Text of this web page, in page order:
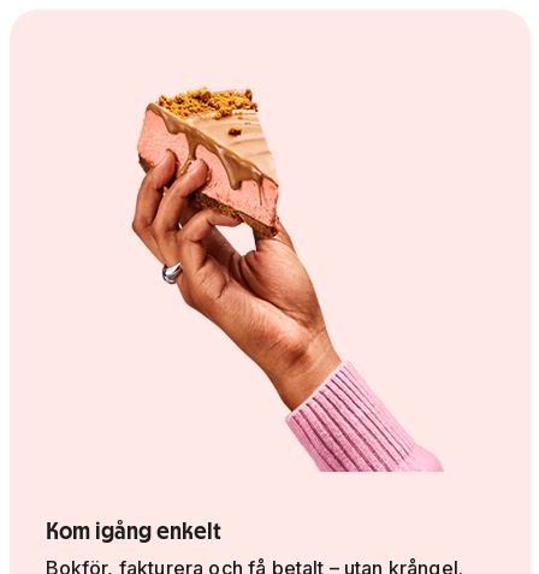
Kom igång enkelt
Bokför, fakturera och få betalt – utan krångel.